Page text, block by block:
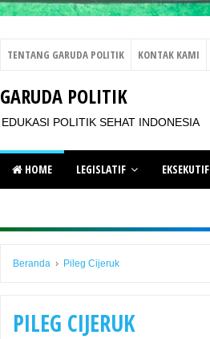
TENTANG GARUDA POLITIK KONTAK KAMI
GARUDA POLITIK
EDUKASI POLITIK SEHAT INDONESIA
HOME LEGISLATIF EKSEKUTIF
Beranda › Pileg Cijeruk
PILEG CIJERUK